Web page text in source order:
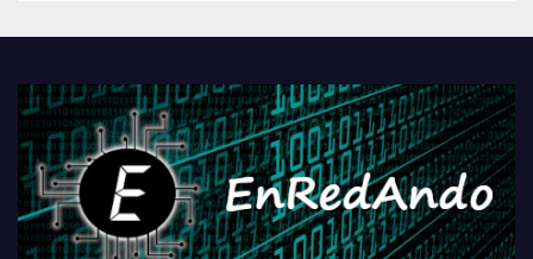
PlayStationeko bideojoko